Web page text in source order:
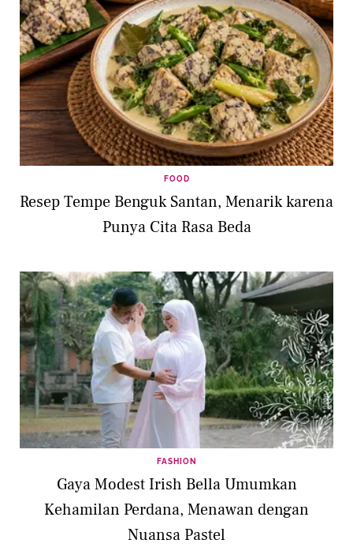
FOOD
Resep Tempe Benguk Santan, Menarik karena
Punya Cita Rasa Beda
FASHION
Gaya Modest Irish Bella Umumkan
Kehamilan Perdana, Menawan dengan
Nuansa Pastel